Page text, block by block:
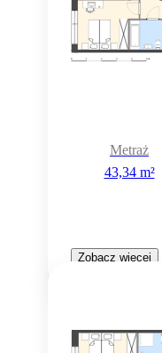
Metraż
43,34 m²
Zobacz więcej